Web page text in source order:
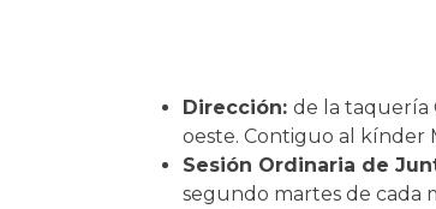
Dirección: de la taquería
oeste. Contiguo al kínder
Sesión Ordinaria de
segundo martes de cada